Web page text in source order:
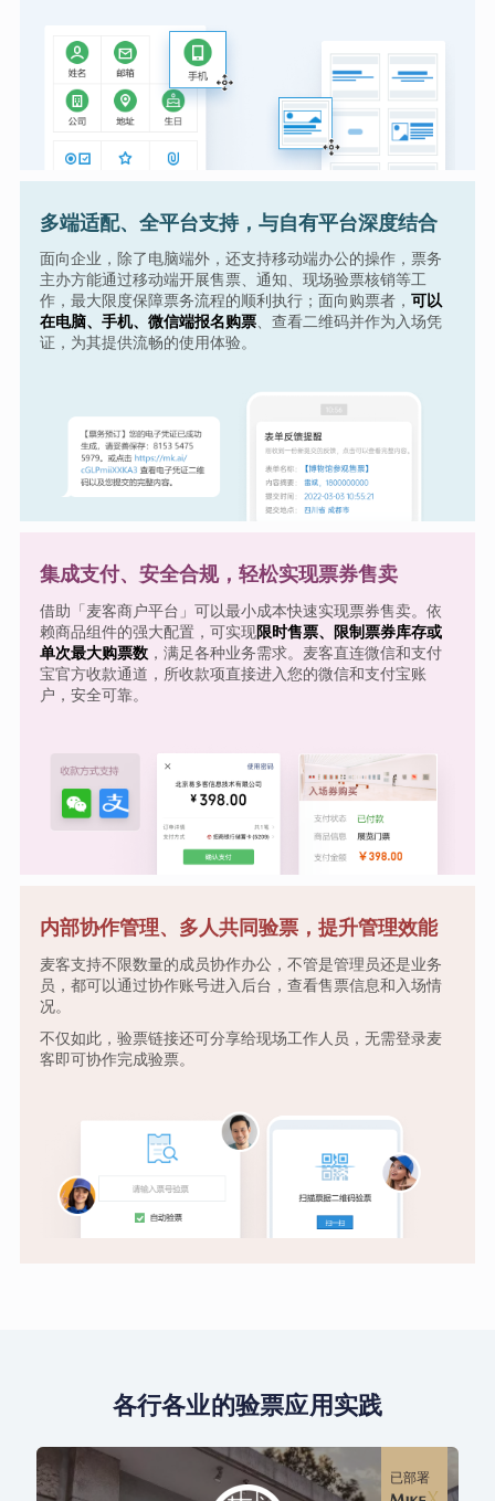
多端适配、全平台支持，与自有平台深度结合
面向企业，除了电脑端外，还支持移动端办公的操作，票务
主办方能通过移动端开展售票、通知、现场验票核销等工
作，最大限度保障票务流程的顺利执行；面向购票者， 可以
在电脑、手机、微信端报名购票、查看二维码并作为入场凭
证，为其提供流畅的使用体验。
集成支付、安全合规，轻松实现票券售卖
借助「麦客商户平台」可以最小成本快速实现票券售卖。依
赖商品组件的强大配置，可实现限时售票、限制票券库存或
单次最大购票数，满足各种业务需求。麦客直连微信和支付
宝官方收款通道，所收款项直接进入您的微信和支付宝账
户，安全可靠。
内部协作管理、多人共同验票，提升管理效能
麦客支持不限数量的成员协作办公，不管是管理员还是业务
员，都可以通过协作账号进入后台，查看售票信息和入场情
况。
不仅如此，验票链接还可分享给现场工作人员，无需登录麦
客即可协作完成验票。
各行各业的验票应用实践
已部署